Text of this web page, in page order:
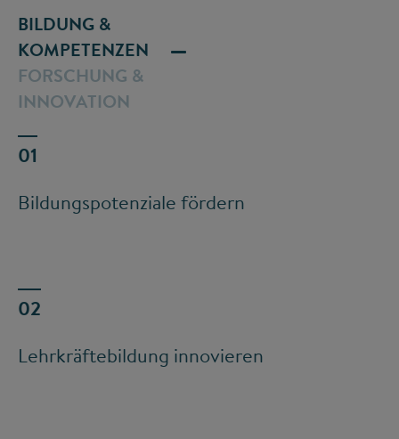
BILDUNG &
KOMPETENZEN
Bildungspotenziale fördern
Lehrkräftebildung innovieren
FORSCHUNG &
INNOVATION